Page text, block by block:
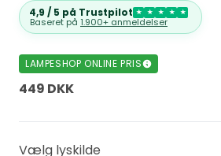
4,9 / 5 på Trustpilot ★ ★ ★ ★ ★
Baseret på 1.900+ anmeldelser
LAMPESHOP ONLINE PRIS
449 DKK
Vælg lyskilde